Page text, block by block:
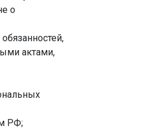
о
актами,
РФ;